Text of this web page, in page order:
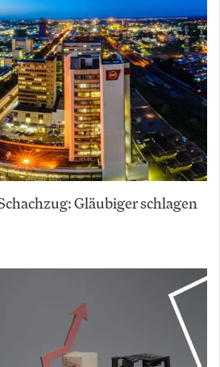
Gläubiger schlagen